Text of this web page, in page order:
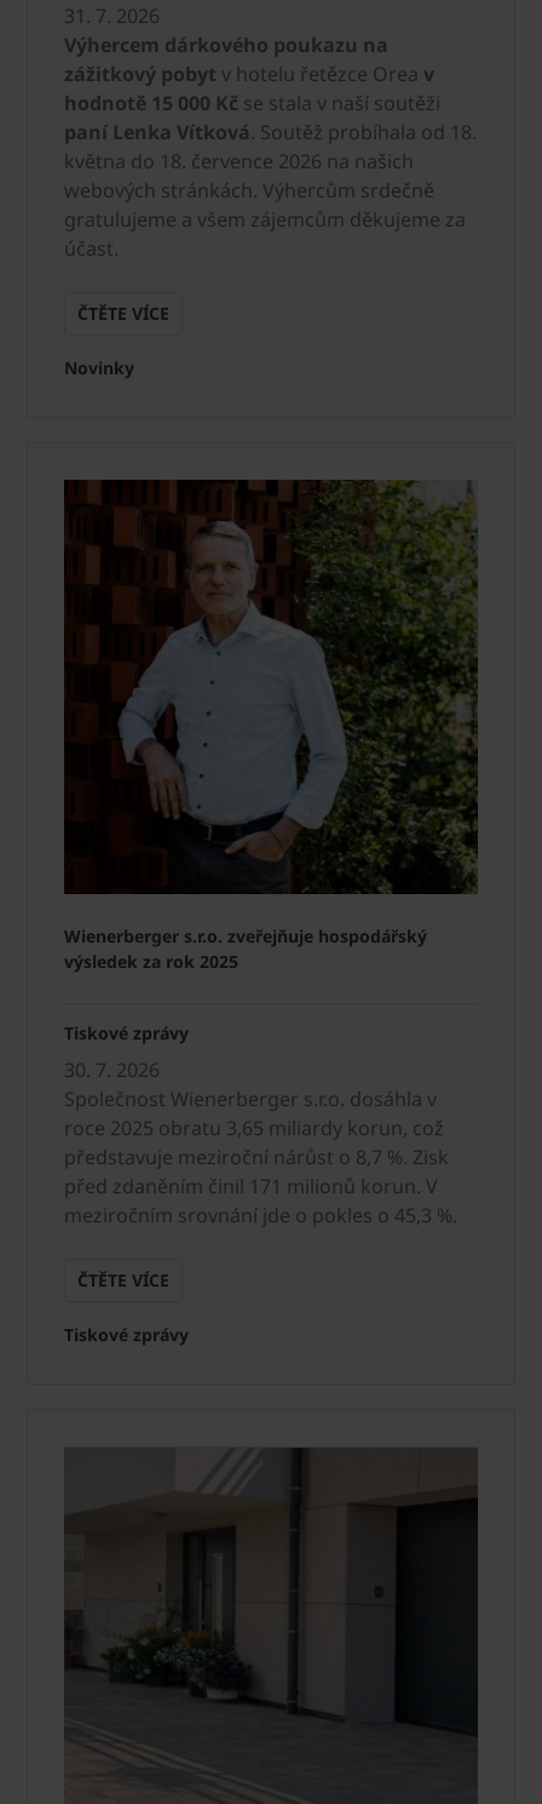
31. 7. 2026
Výhercem dárkového poukazu na
zážitkový pobyt v hotelu řetězce Orea v
hodnotě 15 000 Kč se stala v naší soutěži
paní Lenka Vítková. Soutěž probíhala od 18.
května do 18. července 2026 na našich
webových stránkách. Výhercům srdečně
gratulujeme a všem zájemcům děkujeme za
účast.
ČTĚTE VÍCE
Novinky
Wienerberger s.r.o. zveřejňuje hospodářský
výsledek za rok 2025
Tiskové zprávy
30. 7. 2026
Společnost Wienerberger s.r.o. dosáhla v
roce 2025 obratu 3,65 miliardy korun, což
představuje meziroční nárůst o 8,7 %. Zisk
před zdaněním činil 171 milionů korun. V
meziročním srovnání jde o pokles o 45,3 %.
ČTĚTE VÍCE
Tiskové zprávy